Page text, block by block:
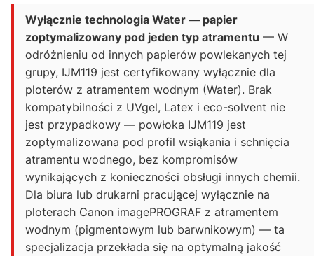
Wyłącznie technologia Water — papier
zoptymalizowany pod jeden typ atramentu — W
odróżnieniu od innych papierów powlekanych tej
grupy, IJM119 jest certyfikowany wyłącznie dla
ploterów z atramentem wodnym (Water). Brak
kompatybilności z UVgel, Latex i eco-solvent nie
jest przypadkowy — powłoka IJM119 jest
zoptymalizowana pod profil wsiąkania i schnięcia
atramentu wodnego, bez kompromisów
wynikających z konieczności obsługi innych chemii.
Dla biura lub drukarni pracującej wyłącznie na
ploterach Canon imagePROGRAF z atramentem
wodnym (pigmentowym lub barwnikowym) — ta
specjalizacja przekłada się na optymalną jakość